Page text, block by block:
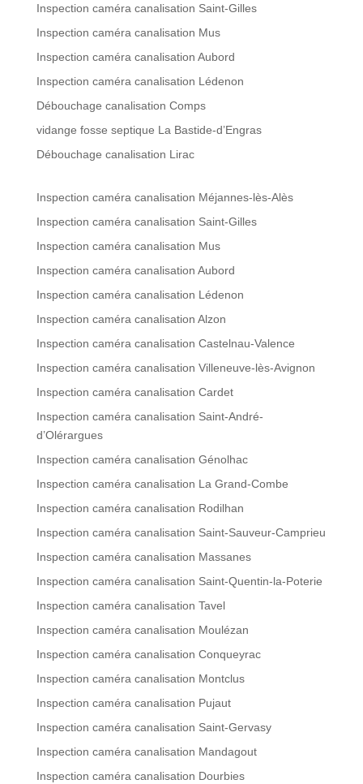
Inspection caméra canalisation Saint-Gilles
Inspection caméra canalisation Mus
Inspection caméra canalisation Aubord
Inspection caméra canalisation Lédenon
Débouchage canalisation Comps
vidange fosse septique La Bastide-d’Engras
Débouchage canalisation Lirac
Inspection caméra canalisation Méjannes-lès-Alès
Inspection caméra canalisation Saint-Gilles
Inspection caméra canalisation Mus
Inspection caméra canalisation Aubord
Inspection caméra canalisation Lédenon
Inspection caméra canalisation Alzon
Inspection caméra canalisation Castelnau-Valence
Inspection caméra canalisation Villeneuve-lès-Avignon
Inspection caméra canalisation Cardet
Inspection caméra canalisation Saint-André-
d’Olérargues
Inspection caméra canalisation Génolhac
Inspection caméra canalisation La Grand-Combe
Inspection caméra canalisation Rodilhan
Inspection caméra canalisation Saint-Sauveur-Camprieu
Inspection caméra canalisation Massanes
Inspection caméra canalisation Saint-Quentin-la-Poterie
Inspection caméra canalisation Tavel
Inspection caméra canalisation Moulézan
Inspection caméra canalisation Conqueyrac
Inspection caméra canalisation Montclus
Inspection caméra canalisation Pujaut
Inspection caméra canalisation Saint-Gervasy
Inspection caméra canalisation Mandagout
Inspection caméra canalisation Dourbies